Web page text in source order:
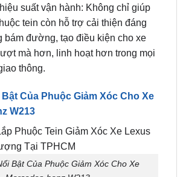
bám đường, tạo điều kiện cho xe
mà hơn, linh hoạt hơn trong mọi
thông.
Của Phuộc Giảm Xóc Cho Xe
Bật Của Phuộc Giảm Xóc Cho Xe
Mercedes-benz W213